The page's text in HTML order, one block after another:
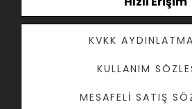
KVKK
KULLANIM
MESAFELI SATIŞ